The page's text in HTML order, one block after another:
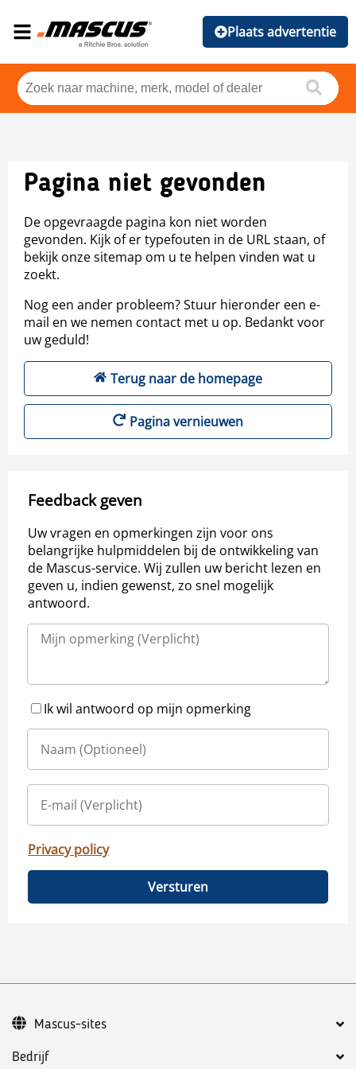
Plaats advertentie
Pagina niet gevonden
De opgevraagde pagina kon niet worden
gevonden. Kijk of er typefouten in de URL staan, of
bekijk onze sitemap om u te helpen vinden wat u
zoekt.
Nog een ander probleem? Stuur hieronder een e-
mail en we nemen contact met u op. Bedankt voor
uw geduld!
Terug naar de homepage
Pagina vernieuwen
Feedback geven
Uw vragen en opmerkingen zijn voor ons
belangrijke hulpmiddelen bij de ontwikkeling van
de Mascus-service. Wij zullen uw bericht lezen en
geven u, indien gewenst, zo snel mogelijk
antwoord.
Ik wil antwoord op mijn opmerking
Privacy policy
Versturen
Bedrijf
Mascus-sites